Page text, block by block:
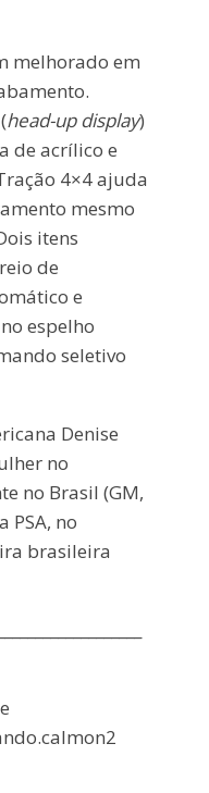
melhorado em
head-up display)
de acrílico e
4×4 ajuda
mesmo
itens
de
e
espelho
seletivo
Denise
no
no Brasil (GM,
PSA, no
brasileira